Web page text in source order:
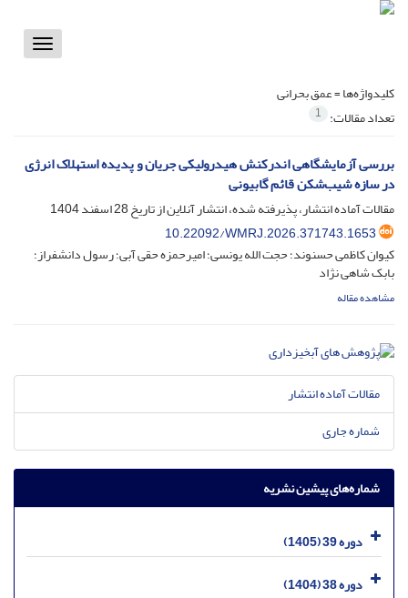
Toggle
کلیدواژه‌ها =عمق بحرانی
تعداد مقالات: 1
بررسی آزمایشگاهی اندرکنش هیدرولیکی جریان و پدیده استهلاک انرژی
در سازه شیب‌شکن قائم گابیونی
مقالات آماده انتشار، پذیرفته شده، انتشار آنلاین از تاریخ28 اسفند 1404
10.22092/WMRJ.2026.371743.1653
کیوان کاظمی حسنوند؛ حجت الله یونسی؛ امیرحمزه حقی آبی؛ رسول دانشفراز؛
بابک شاهی نژاد
مشاهده مقاله
مقالات آماده انتشار
شماره جاری
شماره‌های پیشین نشریه
دوره 39 (1405)
دوره 38 (1404)